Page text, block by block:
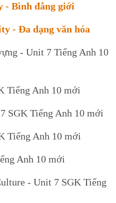
- Bình đẳng giới
- Đa dạng văn hóa
- Unit 7 Tiếng Anh 10
Tiếng Anh 10 mới
SGK Tiếng Anh 10 mới
Tiếng Anh 10 mới
Anh 10 mới
- Unit 7 SGK Tiếng